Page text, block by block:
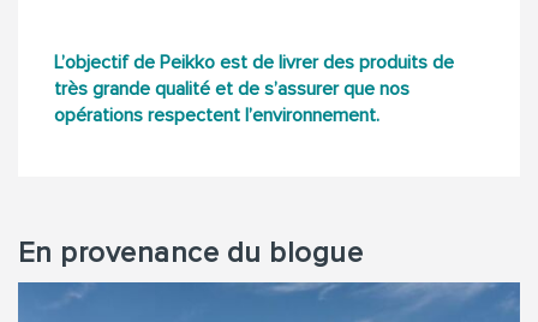
L’objectif de Peikko est de livrer des produits de
très grande qualité et de s’assurer que nos
opérations respectent l’environnement.
En provenance du blogue